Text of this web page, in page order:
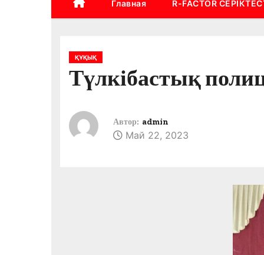
Главная R-FACTOR
ҚҰҚЫҚ
Түлкібастық
Автор: admin
Май 22, 2023